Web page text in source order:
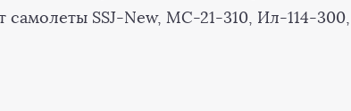
самолеты SSJ-New, МС-21-310, Ил-114-300,